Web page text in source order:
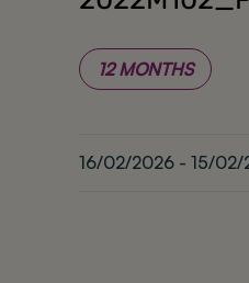
12 MONTHS
16/02/2026 - 15/02/